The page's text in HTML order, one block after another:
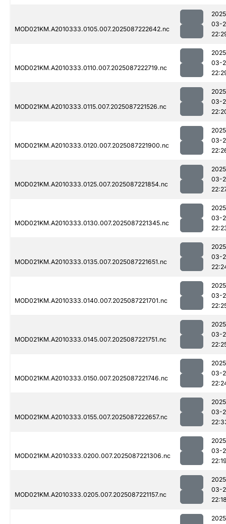
MOD021KM.A2010333.0105.007.2025087222642.nc
03-
MOD021KM.A2010333.0110.007.2025087222719.nc
03-
MOD021KM.A2010333.0115.007.2025087221526.nc
03-
MOD021KM.A2010333.0120.007.2025087221900.nc
03-
MOD021KM.A2010333.0125.007.2025087221854.nc
03-
MOD021KM.A2010333.0130.007.2025087221345.nc
03-
MOD021KM.A2010333.0135.007.2025087221651.nc
03-
MOD021KM.A2010333.0140.007.2025087221701.nc
03-
MOD021KM.A2010333.0145.007.2025087221751.nc
03-
MOD021KM.A2010333.0150.007.2025087221746.nc
03-
MOD021KM.A2010333.0155.007.2025087222657.nc
03-
MOD021KM.A2010333.0200.007.2025087221306.nc
03-
MOD021KM.A2010333.0205.007.2025087221157.nc
03-